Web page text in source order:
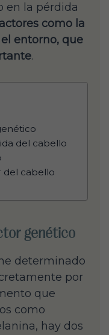
en la pérdida
como la
entorno, que
.
del cabello
del cabello
genético
determinado
por
que
como
hay dos